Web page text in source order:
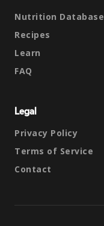
Nutrition Database
Recipes
Learn
FAQ
Legal
Privacy Policy
Terms of Service
Contact